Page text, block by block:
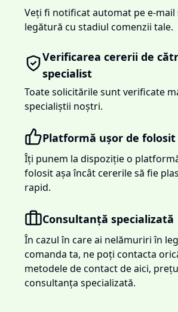
Veți fi notificat automat pe e-mail
legătură cu stadiul comenzii tale.
Verificarea cererii de
specialist
Toate solicitările sunt verificate
specialiștii noștri.
Platformă ușor de folosit
Îți punem la dispoziție o
folosit așa încât cererile să fie
rapid.
Consultanță specializată
În cazul în care ai nelămuriri în
comanda ta, ne poți contacta
metodele de contact de aici,
consultanța specializată.